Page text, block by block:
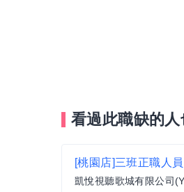
看過此職缺的
[桃園店]三班正職人員
凱悅視聽歌城有限公司